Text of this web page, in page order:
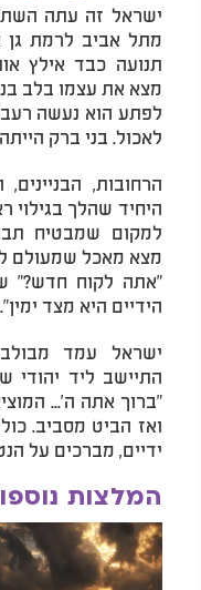
ישראל זה עתה
מתל אביב לרמת גן
תנועה כבד אילץ
מצא את עצמו בלב
לפתע הוא נעשה
לאכול. בני ברק
הרחובות,
היחיד שהלך בגילוי
למקום שמבטיח
מצא מאכל שמעולם
"אתה לקוח חדש?"
הידיים היא מצד ימין".
ישראל עמד
התיישב ליד יהודי
"ברוך אתה ה'...
ואז הביט מסביב.
ידיים, מברכים על
המלצות